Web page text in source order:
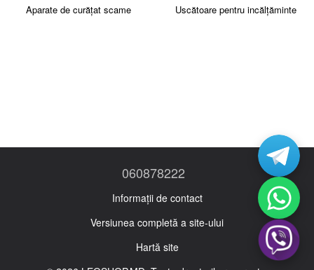
Aparate de curățat scame Uscătoare pentru incălțăminte
060878222
Informații de contact
Versiunea completă a site-ului
Hartă site